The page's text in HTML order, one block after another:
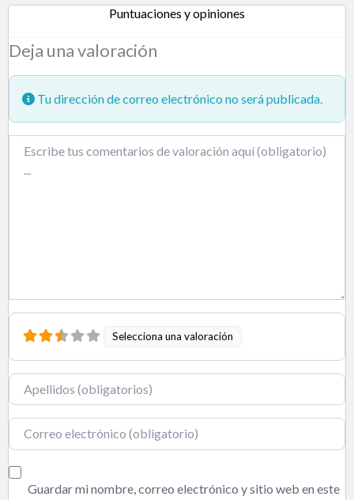
Puntuaciones y opiniones
Deja una valoración
Tu dirección de correo electrónico no será publicada.
Texto de la reseña
Selecciona una valoración
Nombre
Correo electrónico
Guardar mi nombre, correo electrónico y sitio web en este